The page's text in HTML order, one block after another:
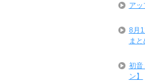
アッ
8月
まと
初音
ン】